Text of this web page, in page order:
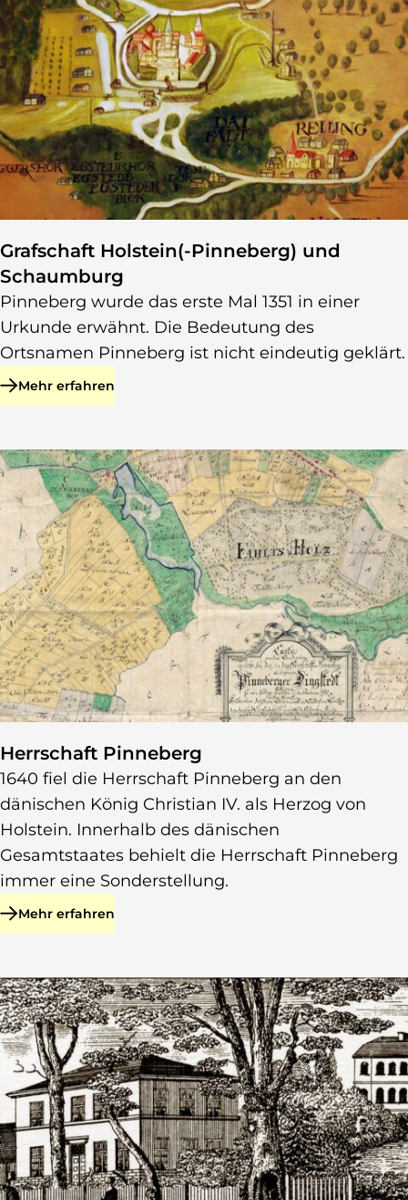
Grafschaft Holstein(-Pinneberg) und
Schaumburg
Pinneberg wurde das erste Mal 1351 in einer
Urkunde erwähnt. Die Bedeutung des
Ortsnamen Pinneberg ist nicht eindeutig geklärt.
Mehr erfahren
zu Grafschaft Holstein(-Pinneberg) und Schaumburg
Herrschaft Pinneberg
1640 fiel die Herrschaft Pinneberg an den
dänischen König Christian IV. als Herzog von
Holstein. Innerhalb des dänischen
Gesamtstaates behielt die Herrschaft Pinneberg
immer eine Sonderstellung.
Mehr erfahren
zu Herrschaft Pinneberg